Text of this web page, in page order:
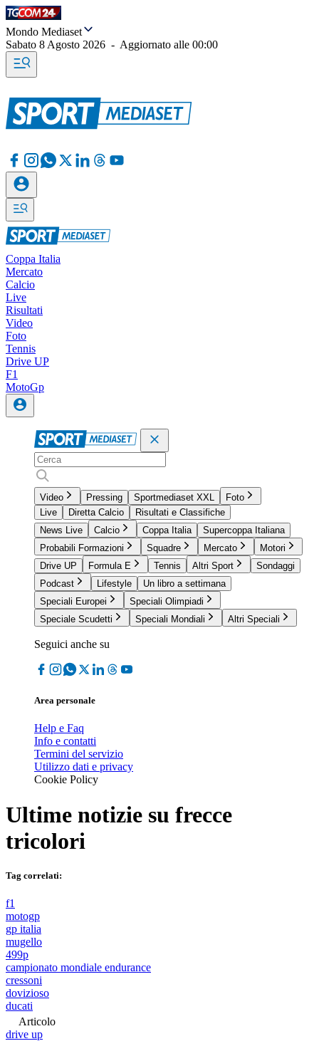
Mondo Mediaset
Sabato 8 Agosto 2026 - Aggiornato alle 00:00
Coppa Italia
Mercato
Calcio
Live
Risultati
Video
Foto
Tennis
Drive UP
F1
MotoGp
Video Pressing Sportmediaset XXL
Foto
Live
Diretta Calcio
Risultati e Classifiche
News Live
Calcio Coppa Italia
Supercoppa Italiana
Probabili Formazioni
Squadre Mercato
Motori
Drive UP
Formula E Tennis Altri Sport
Sondaggi
Podcast
Lifestyle
Un libro a settimana
Speciali Europei
Speciali Olimpiadi
Speciale Scudetti
Speciali Mondiali Altri Speciali
Seguici anche su
Area personale
Help e Faq
Info e contatti
Termini del servizio
Utilizzo dati e privacy
Cookie Policy
Ultime notizie su frecce
tricolori
Tag correlati:
f1
motogp
gp italia
mugello
499p
campionato mondiale endurance
cressoni
dovizioso
ducati
Articolo
drive up